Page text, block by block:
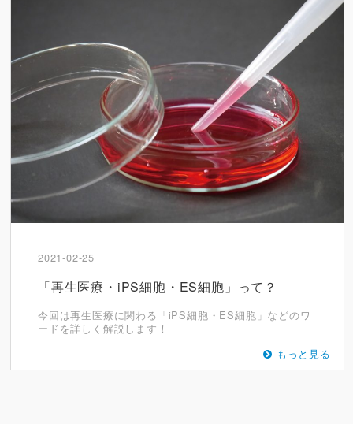
2021-02-25
「再生医療・iPS細胞・ES細胞」って？
今回は再生医療に関わる「iPS細胞・ES細胞」などのワ
ードを詳しく解説します！
もっと見る